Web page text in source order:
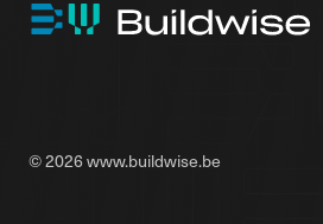
© 2026 www.buildwise.be